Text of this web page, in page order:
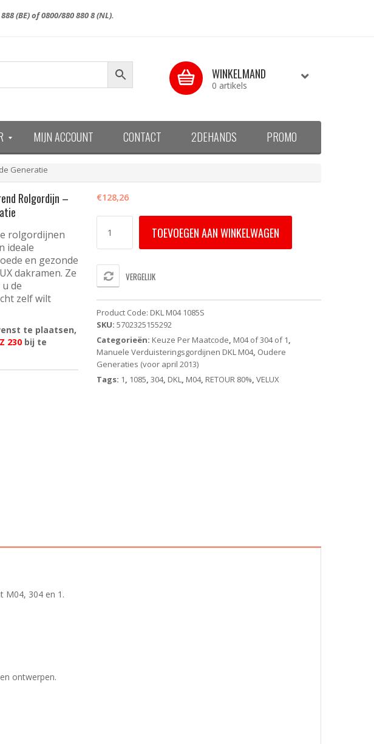
(BE) of0800/880 880 8(NL).
WINKELMAND
0 artikels
MIJN ACCOUNT CONTACT 2DEHANDS PROMO
Generatie
Rolgordijn –
rolgordijnen
ideale
en gezonde
dakramen. Ze
de
zelf wilt
te plaatsen,
230 bij te
€128,26
M04
VELUX
Verduisterend
Beige
-
Handbediend
-
Oude
Generatie
TOEVOEGEN AAN WINKELWAGEN
VERGELIJK
Product Code: DKL M04 1085S
SKU: 5702325155292
Categorieën: Keuze Per Maatcode, M04 of 304 of 1,
Manuele Verduisteringsgordijnen DKL M04, Oudere
Generaties (voor april 2013)
Tags: 1, 1085, 304, DKL, M04, RETOUR 80%, VELUX
M04, 304 en 1.
ontwerpen.